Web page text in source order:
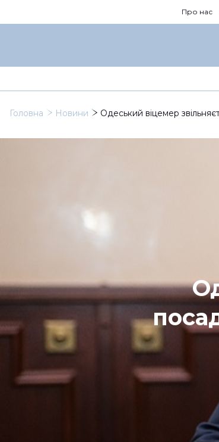
Про нас
Головна Новини Одеський віцемер